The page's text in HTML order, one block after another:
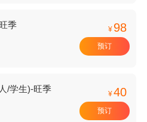
季 ¥ 98
预订
/学生)-旺季 ¥40
预订